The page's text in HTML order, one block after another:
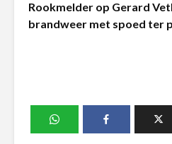
Rookmelder op Gerard
brandweer met spoed ter